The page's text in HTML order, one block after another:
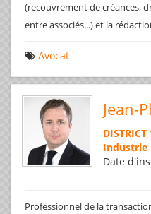
(recouvrement de créances,
entre associés...) et la
Avocat
Jean-
DISTRICT
Industrie
Date
Professionnel de la